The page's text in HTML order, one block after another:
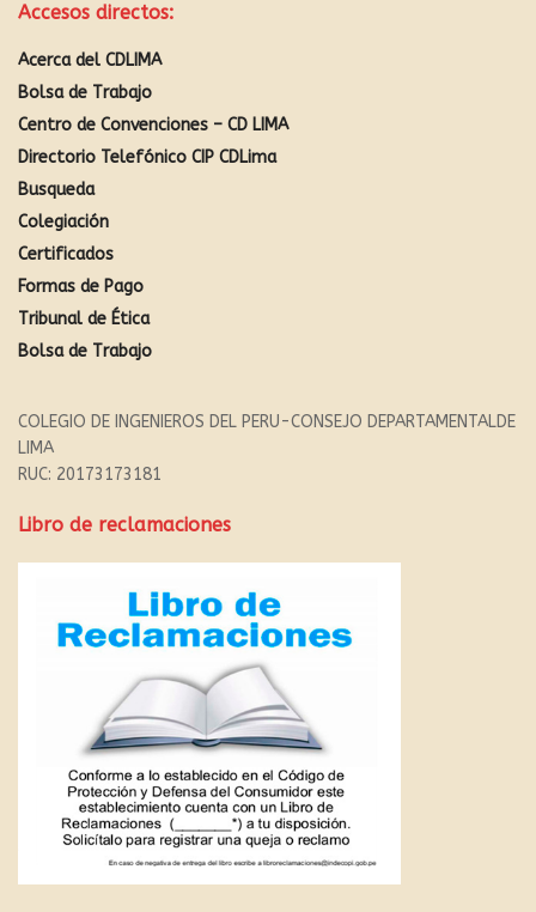
Accesos directos:
Acerca del CDLIMA
Bolsa de Trabajo
Centro de Convenciones – CD LIMA
Directorio Telefónico CIP CDLima
Busqueda
Colegiación
Certificados
Formas de Pago
Tribunal de Ética
Bolsa de Trabajo
COLEGIO DE INGENIEROS DEL PERU-CONSEJO DEPARTAMENTALDE
LIMA
RUC: 20173173181
Libro de reclamaciones